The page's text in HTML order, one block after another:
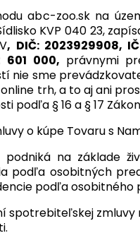
abc-zoo.sk na
KVP 040 23,
, DIČ: 2023929908,
601 000, právnymi
nie sme
trh, a to aj ani
podľa § 16 a § 17
o kúpe Tovaru s
na základe
podľa osobitných
podľa osobitného
spotrebiteľskej